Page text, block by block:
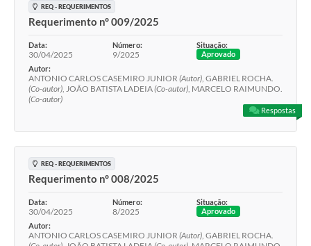
REQ - REQUERIMENTOS
Requerimento n° 009/2025
Data:
30/04/2025
Número:
9/2025
Situação:
Aprovado
Autor:
ANTONIO CARLOS CASEMIRO JUNIOR (Autor), GABRIEL ROCHA.
(Co-autor), JOÃO BATISTA LADEIA(Co-autor), MARCELO RAIMUNDO.
(Co-autor)
Respostas
REQ - REQUERIMENTOS
Requerimento n° 008/2025
Data:
30/04/2025
Número:
8/2025
Situação:
Aprovado
Autor:
ANTONIO CARLOS CASEMIRO JUNIOR (Autor), GABRIEL ROCHA.